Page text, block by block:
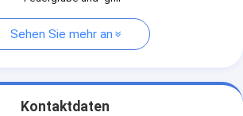
Sehen Sie mehr an
Kontaktdaten